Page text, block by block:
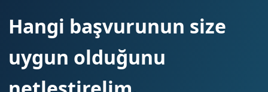
Hangi başvurunun size
uygun olduğunu